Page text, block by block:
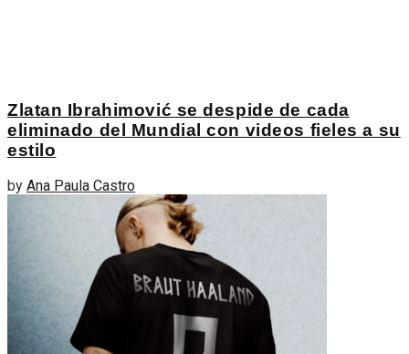
Zlatan Ibrahimović se despide de cada
eliminado del Mundial con videos fieles a su
estilo
by Ana Paula Castro